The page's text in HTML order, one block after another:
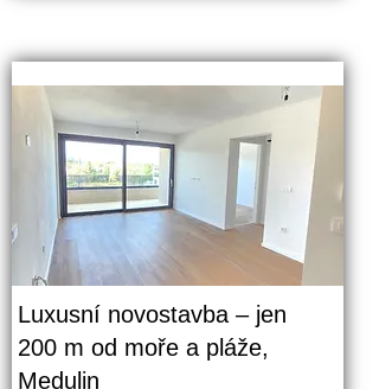
Luxusní novostavba – jen
200 m od moře a pláže,
Medulin